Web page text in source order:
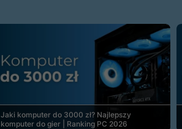
Jaki komputer do 3000 zł? Najlepszy
komputer do gier | Ranking PC 2026